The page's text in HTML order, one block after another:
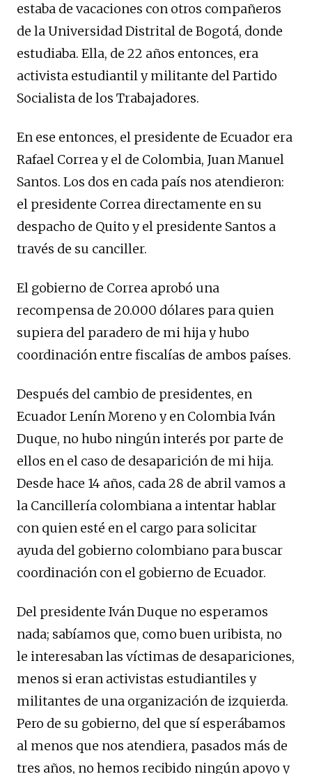
estaba de vacaciones con otros compañeros
de la Universidad Distrital de Bogotá, donde
estudiaba. Ella, de 22 años entonces, era
activista estudiantil y militante del Partido
Socialista de los Trabajadores.
En ese entonces, el presidente de Ecuador era
Rafael Correa y el de Colombia, Juan Manuel
Santos. Los dos en cada país nos atendieron:
el presidente Correa directamente en su
despacho de Quito y el presidente Santos a
través de su canciller.
El gobierno de Correa aprobó una
recompensa de 20.000 dólares para quien
supiera del paradero de mi hija y hubo
coordinación entre fiscalías de ambos países.
Después del cambio de presidentes, en
Ecuador Lenín Moreno y en Colombia Iván
Duque, no hubo ningún interés por parte de
ellos en el caso de desaparición de mi hija.
Desde hace 14 años, cada 28 de abril vamos a
la Cancillería colombiana a intentar hablar
con quien esté en el cargo para solicitar
ayuda del gobierno colombiano para buscar
coordinación con el gobierno de Ecuador.
Del presidente Iván Duque no esperamos
nada; sabíamos que, como buen uribista, no
le interesaban las víctimas de desapariciones,
menos si eran activistas estudiantiles y
militantes de una organización de izquierda.
Pero de su gobierno, del que sí esperábamos
al menos que nos atendiera, pasados más de
tres años, no hemos recibido ningún apoyo y